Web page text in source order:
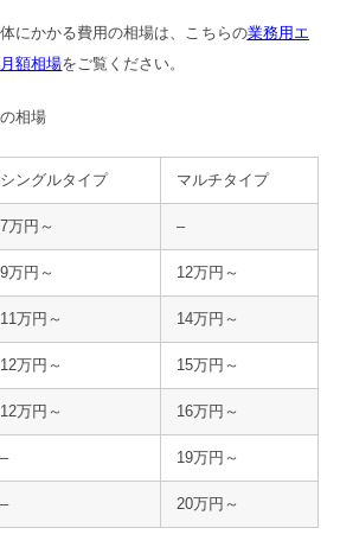
にかかる費用の相場は、こちらの業務用エ
額相場をご覧ください。
相場
シングルタイプ マルチタイプ
7万円～ –
9万円～ 12万円～
11万円～ 14万円～
12万円～ 15万円～
12万円～ 16万円～
– 19万円～
– 20万円～